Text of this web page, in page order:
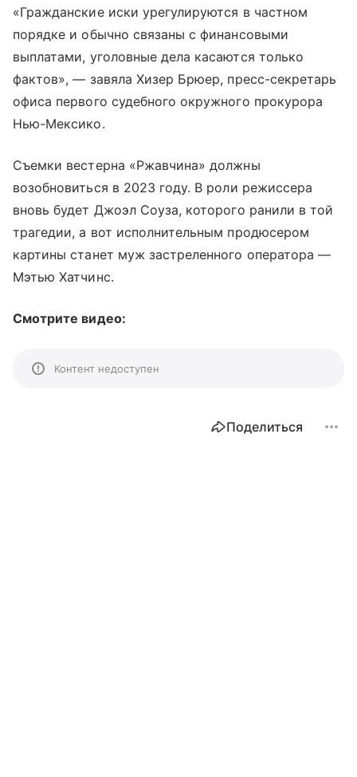
«Гражданские иски урегулируются в частном
порядке и обычно связаны с финансовыми
выплатами, уголовные дела касаются только
фактов», — завяла Хизер Брюер, пресс-секретарь
офиса первого судебного окружного прокурора
Нью-Мексико.
Съемки вестерна «Ржавчина» должны
возобновиться в 2023 году. В роли режиссера
вновь будет Джоэл Соуза, которого ранили в той
трагедии, а вот исполнительным продюсером
картины станет муж застреленного оператора —
Мэтью Хатчинс.
Смотрите видео:
Контент недоступен
Поделиться